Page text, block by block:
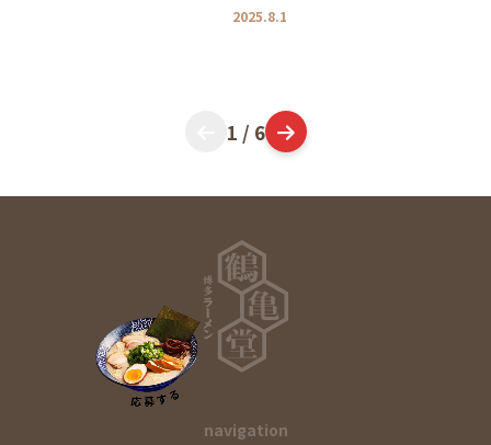
2025.8.1
1 / 6
navigation